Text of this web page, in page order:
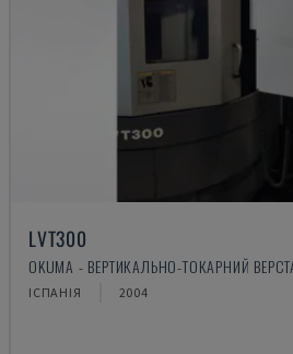
LVT300
OKUMA - ВЕРТИКАЛЬНО-ТОКАРНИЙ
ІСПАНІЯ 2004